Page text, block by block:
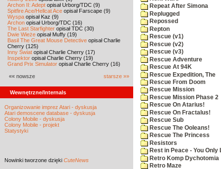
Archon II: Adept opisał Urborg/TDC (9)
Spitfire Ace/Hellcat Ace opisał Farscape (9)
Wyspa opisał Kaz (9)
Archon opisał Urborg/TDC (16)
The Last Starfighter opisał TDC (30)
Dwie Wieże opisał Muffy (19)
Basil The Great Mouse Detective opisał Charlie
Cherry (125)
Inny Świat opisał Charlie Cherry (17)
Inspektor opisał Charlie Cherry (19)
Grand Prix Simulator opisał Charlie Cherry (16)
«« nowsze starsze »»
Wewnętrzne/Internals
Organizowanie imprez Atari - dyskusja
Atari demoscene database - dyskusja
Colony Mobile - dyskusja
Colony Mobile - projekt
Statystyki
Nowinki tworzone dzięki CuteNews
Repeat After Simona
Replugged
Repossed
Repton
Rescue (v1)
Rescue (v2)
Rescue (v3)
Rescue Adventure
Rescue At 94K
Rescue Expedition, The
Rescue From Doom
Rescue Mission
Rescue Mission Phase 2
Rescue On Atarius!
Rescue On Fractalus!
Rescue Sub
Rescue The Ooleans!
Rescue The Princess
Resistors
Rest in Peace - You Only
Retro Komp Dychotomia
Retro Maze